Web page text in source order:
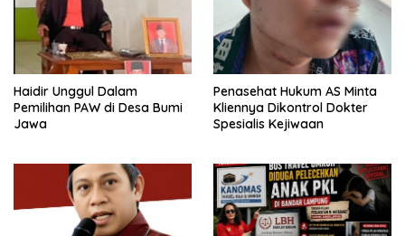
Haidir Unggul Dalam
Pemilihan PAW di Desa Bumi
Jawa
Penasehat Hukum AS Minta
Kliennya Dikontrol Dokter
Spesialis Kejiwaan